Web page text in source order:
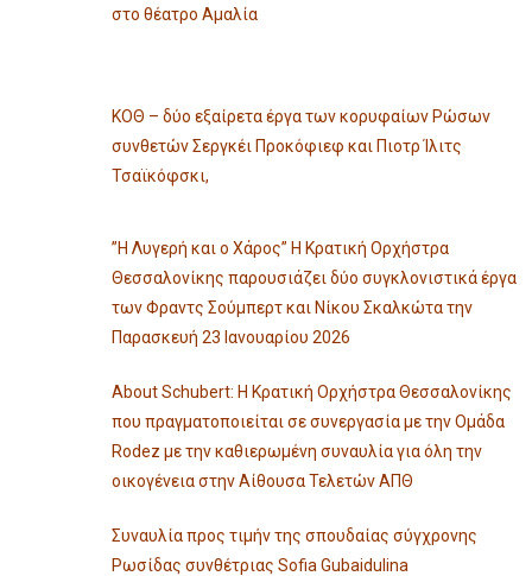
στο θέατρο Αμαλία
ΚΟΘ – δύο εξαίρετα έργα των κορυφαίων Ρώσων
συνθετών Σεργκέι Προκόφιεφ και Πιοτρ Ίλιτς
Τσαϊκόφσκι,
”Η Λυγερή και ο Χάρος” Η Κρατική Ορχήστρα
Θεσσαλονίκης παρουσιάζει δύο συγκλονιστικά έργα
των Φραντς Σούμπερτ και Νίκου Σκαλκώτα την
Παρασκευή 23 Ιανουαρίου 2026
About Schubert: Η Κρατική Ορχήστρα Θεσσαλονίκης
που πραγματοποιείται σε συνεργασία με την Ομάδα
Rodez με την καθιερωμένη συναυλία για όλη την
οικογένεια στην Αίθουσα Τελετών ΑΠΘ
Συναυλία προς τιμήν της σπουδαίας σύγχρονης
Ρωσίδας συνθέτριας Sofia Gubaidulina